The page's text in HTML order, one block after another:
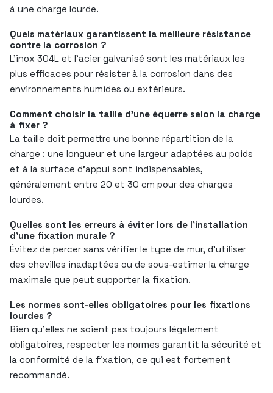
à une charge lourde.
Quels matériaux garantissent la meilleure résistance
contre la corrosion ?
L’inox 304L et l’acier galvanisé sont les matériaux les
plus efficaces pour résister à la corrosion dans des
environnements humides ou extérieurs.
Comment choisir la taille d’une équerre selon la charge
à fixer ?
La taille doit permettre une bonne répartition de la
charge : une longueur et une largeur adaptées au poids
et à la surface d’appui sont indispensables,
généralement entre 20 et 30 cm pour des charges
lourdes.
Quelles sont les erreurs à éviter lors de l’installation
d’une fixation murale ?
Évitez de percer sans vérifier le type de mur, d’utiliser
des chevilles inadaptées ou de sous-estimer la charge
maximale que peut supporter la fixation.
Les normes sont-elles obligatoires pour les fixations
lourdes ?
Bien qu’elles ne soient pas toujours légalement
obligatoires, respecter les normes garantit la sécurité et
la conformité de la fixation, ce qui est fortement
recommandé.